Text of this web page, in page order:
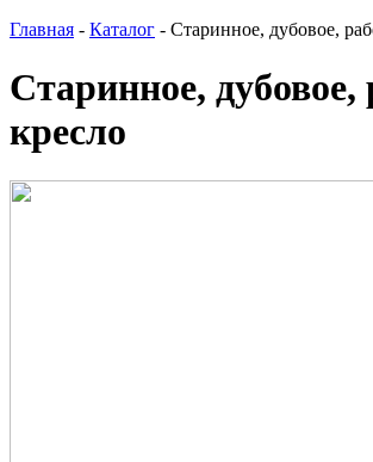
Главная - Каталог - Старинное, дубовое,
Старинное, дубовое,
кресло